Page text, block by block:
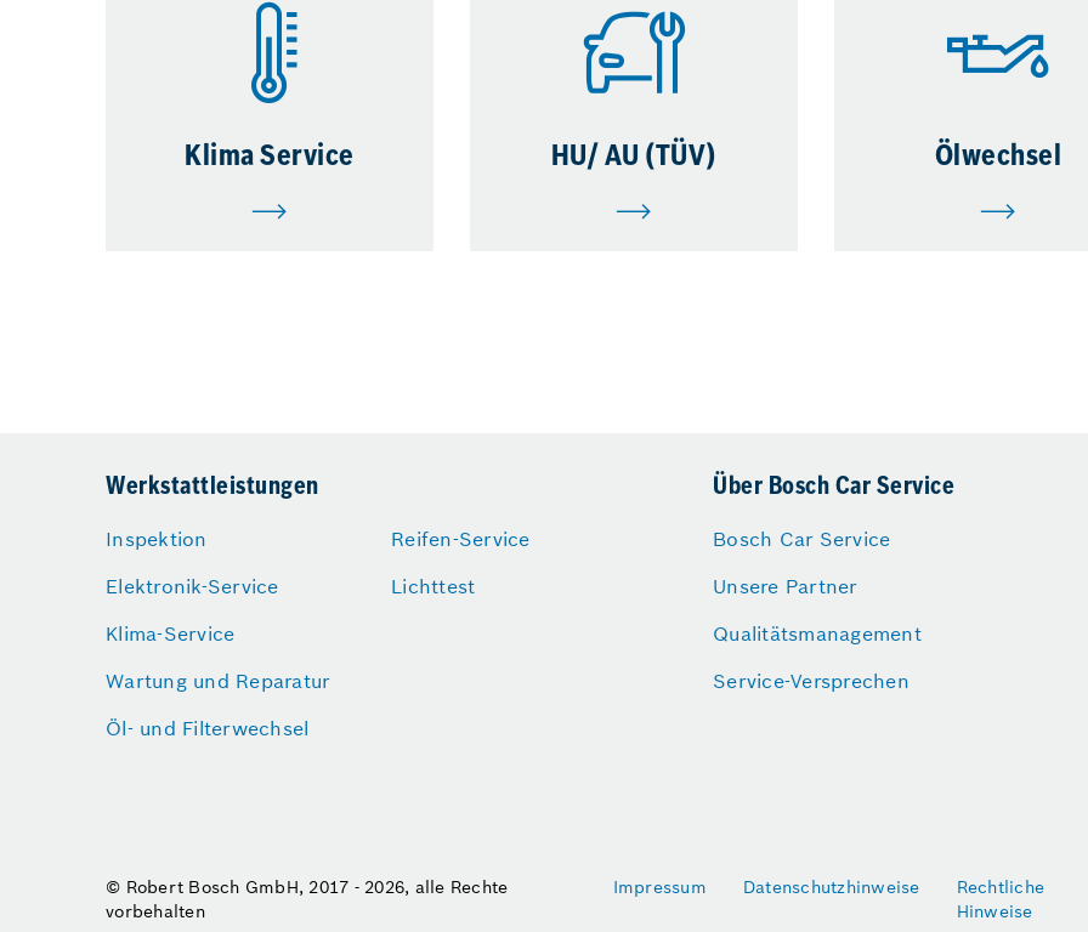
Klima Service HU/ AU (TÜV) Ölwechsel
Werkstattleistungen
Inspektion
Elektronik-Service
Klima-Service
Wartung und Reparatur
Öl- und Filterwechsel
Reifen-Service
Lichttest
Über Bosch Car Service
Bosch Car Service
Unsere Partner
Qualitätsmanagement
Service-Versprechen
© Robert Bosch GmbH, 2017 - 2026, alle Rechte
vorbehalten
Impressum Datenschutzhinweise
Rechtliche
Hinweise